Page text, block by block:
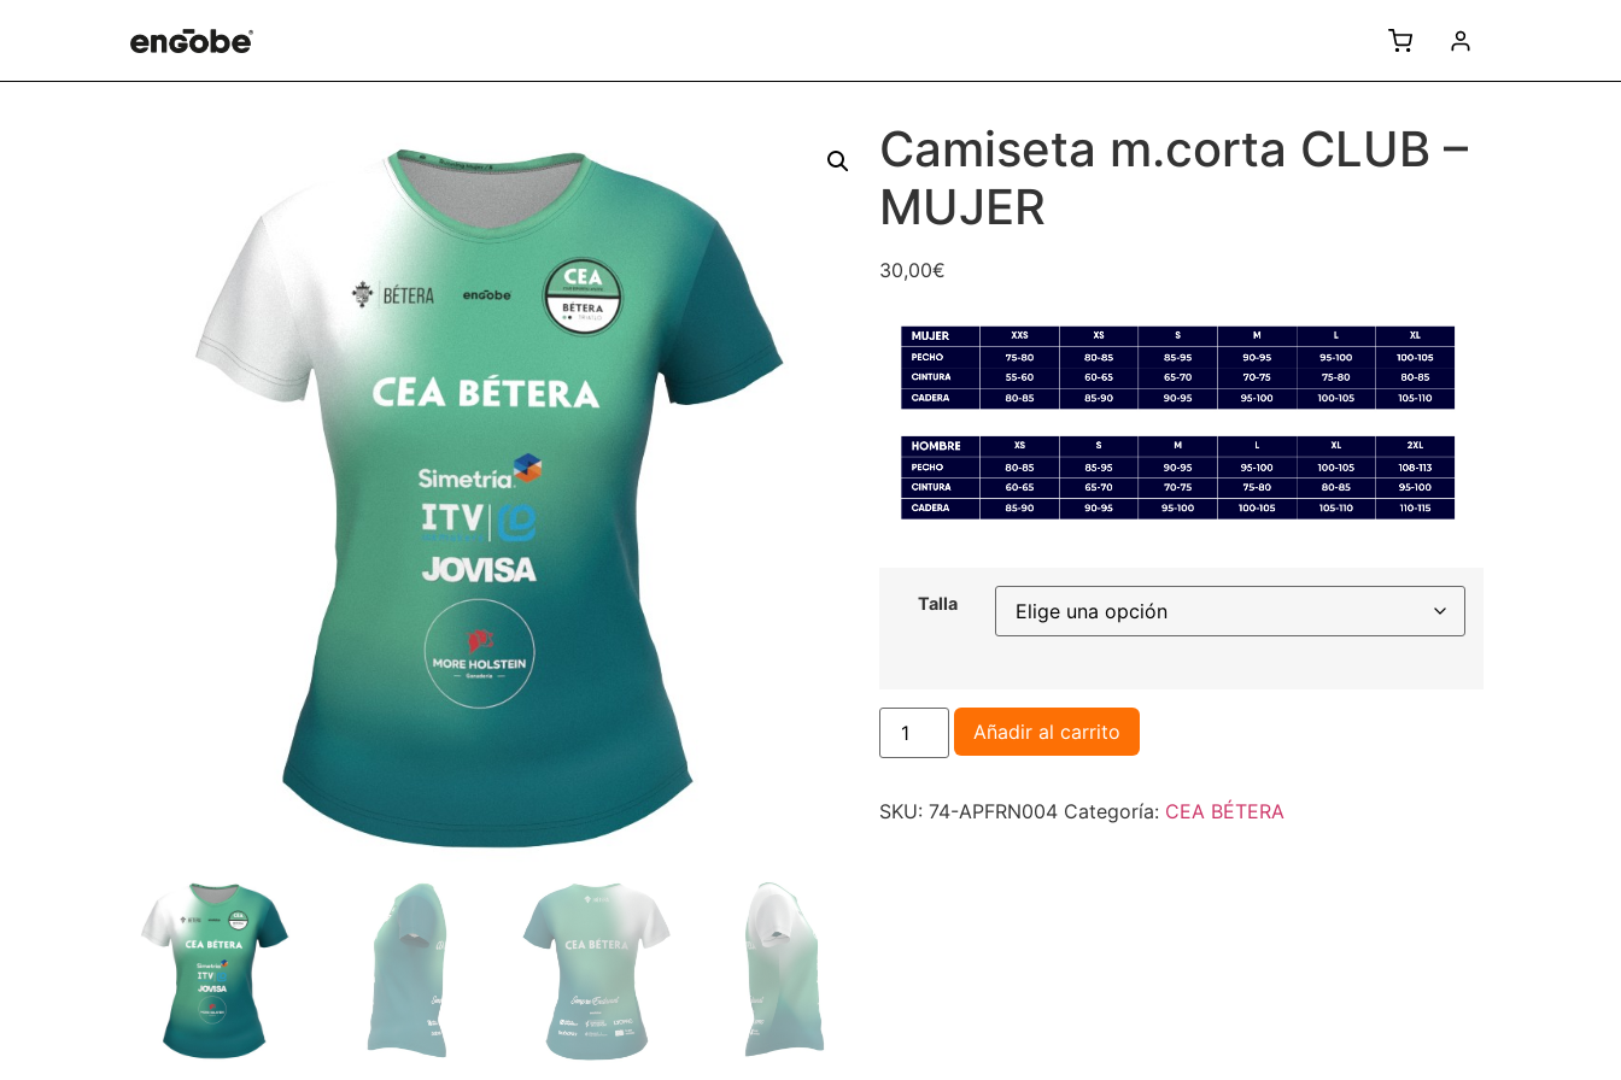
Camiseta m.corta CLUB –
MUJER
30,00€
Talla
Añadir al carrito
SKU: 74-APFRN004 Categoría: CEA BÉTERA